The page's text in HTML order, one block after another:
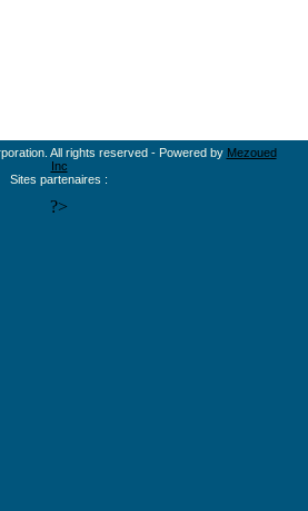
All rights reserved - Powered by Mezoued
Inc
Sites partenaires :
?>